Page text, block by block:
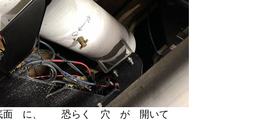
面 に、 恐らく 穴 が 開いて